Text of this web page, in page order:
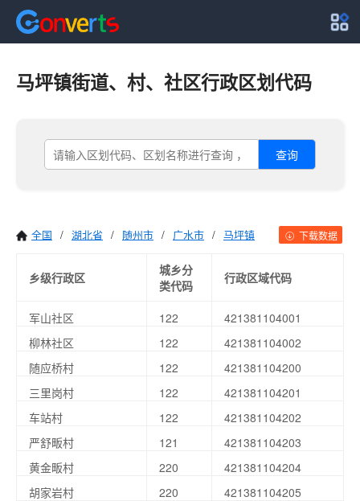
马坪镇街道、村、社区行政区划代码
查询
全国 / 湖北省 / 随州市 / 广水市 / 马坪镇 下载数据
乡级行政区
城乡分
类代码
行政区域代码
军山社区 122
421381104001
柳林社区
122
421381104002
随应桥村
122
421381104200
三里岗村
122
421381104201
车站村
122
421381104202
严舒畈村
121
421381104203
黄金畈村
220
421381104204
胡家岩村
220
421381104205